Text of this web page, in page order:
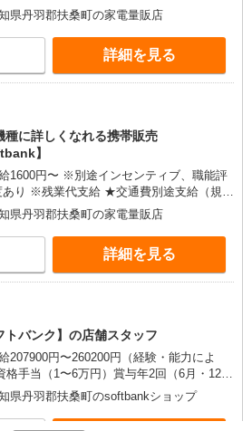
支給(規定有) お友達を紹介頂くと, イ
ィブ支給(規定有) ゜・。○。・゜+゜・。
+゜
県丹羽郡扶桑町の家電量販店
詳細を見る
種に詳しくなれる携帯販売
】
1600円〜 ※別途インセンティブ、職能評
あり ※残業代支給 ★交通費別途支給（規定
゜ 入
円支給(規定有) お友達を紹介頂くと,
ブ支給(規定有) ★月2回払い・週払い
程有）★ ゜・。○。・゜+゜・。○。・゜
県丹羽郡扶桑町の家電量販店
詳細を見る
トバンク】の店舗スタッフ
207900円〜260200円（経験・能力によ
格手当（1〜6万円）賞与年2回（6月・12
績最高5.4カ月分） 未経験から入社半年で
万円以上への昇給実績あり ※残業代支給
支給（規定あり） ゜+゜・。○。・゜
県丹羽郡扶桑町のsoftbankショップ